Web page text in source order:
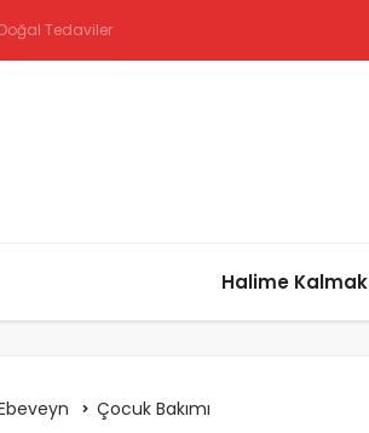
ve Gebeli
Halime Kalmak
Çocuk Bakımı